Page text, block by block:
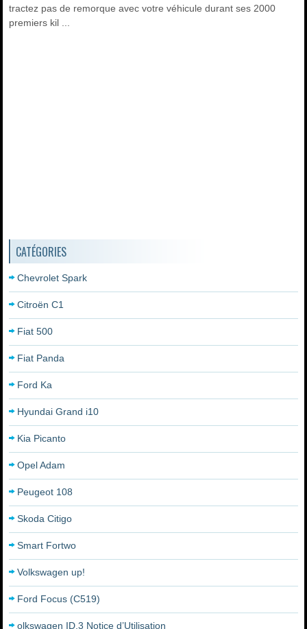
tractez pas de remorque avec votre véhicule durant ses 2000
premiers kil ...
CATÉGORIES
Chevrolet Spark
Citroën C1
Fiat 500
Fiat Panda
Ford Ka
Hyundai Grand i10
Kia Picanto
Opel Adam
Peugeot 108
Skoda Citigo
Smart Fortwo
Volkswagen up!
Ford Focus (C519)
olkswagen ID.3 Notice d’Utilisation